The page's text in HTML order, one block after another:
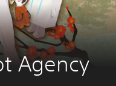
Agency